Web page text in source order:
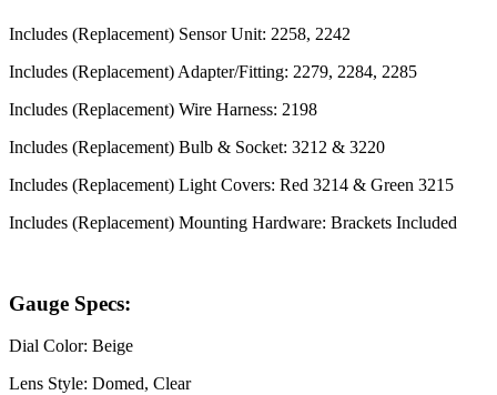
Includes (Replacement) Sensor Unit: 2258, 2242
Includes (Replacement) Adapter/Fitting: 2279, 2284, 2285
Includes (Replacement) Wire Harness: 2198
Includes (Replacement) Bulb & Socket: 3212 & 3220
Includes (Replacement) Light Covers: Red 3214 & Green 3215
Includes (Replacement) Mounting Hardware: Brackets Included
Gauge Specs:
Dial Color: Beige
Lens Style: Domed, Clear